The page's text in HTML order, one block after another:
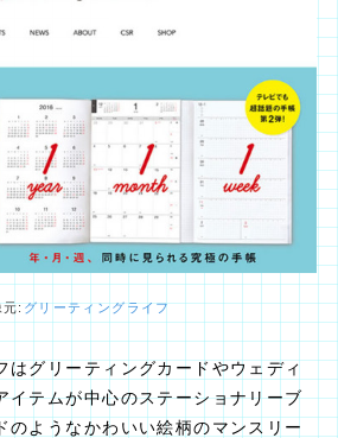
元:グリーティングライフ
はグリーティングカードやウェディ
イテムが中心のステーショナリーブ
のようなかわいい絵柄のマンスリー